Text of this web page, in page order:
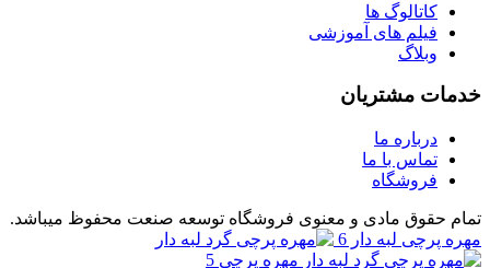
کاتالوگ ها
فیلم های آموزشی
وبلاگ
خدمات مشتریان
درباره ما
تماس با ما
فروشگاه
تمام حقوق مادی و معنوی فروشگاه توسعه صنعت محفوظ میباشد.
مهره پرچی لبه دار 6
مهره پرچی 5